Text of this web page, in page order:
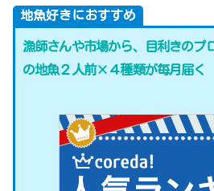
地魚好きにおすすめ
漁師さんや市場から、目利きのプ
の地魚２人前×４種類が毎月届く